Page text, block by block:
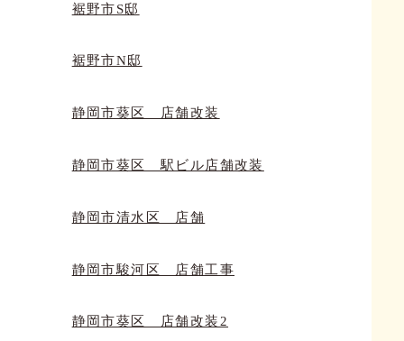
裾野市S邸
裾野市N邸
静岡市葵区 店舗改装
静岡市葵区 駅ビル店舗改装
静岡市清水区 店舗
静岡市駿河区 店舗工事
静岡市葵区 店舗改装2